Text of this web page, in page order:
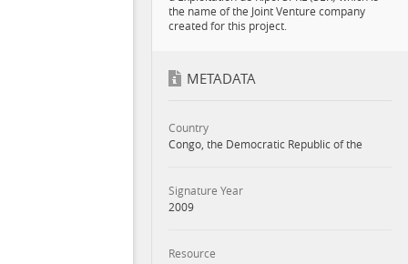
the name of the Joint Venture company
created for this project.
METADATA
Country
Congo, the Democratic Republic of the
Signature Year
2009
Resource